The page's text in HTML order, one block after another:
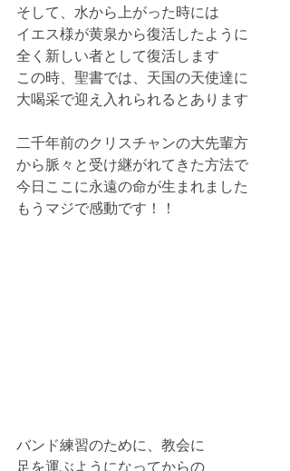
そして、水から上がった時には
イエス様が黄泉から復活したように
全く新しい者として復活します
この時、聖書では、天国の天使達に
大喝采で迎え入れられるとあります
二千年前のクリスチャンの大先輩方
から脈々と受け継がれてきた方法で
今日ここに永遠の命が生まれました
もうマジで感動です！！
バンド練習のために、教会に
足を運ぶようになってからの